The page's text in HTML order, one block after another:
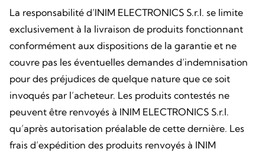
La responsabilité d’INIM ELECTRONICS S.r.l. se limite
exclusivement à la livraison de produits fonctionnant
conformément aux dispositions de la garantie et ne
couvre pas les éventuelles demandes d’indemnisation
pour des préjudices de quelque nature que ce soit
invoqués par l’acheteur. Les produits contestés ne
peuvent être renvoyés à INIM ELECTRONICS S.r.l.
qu’après autorisation préalable de cette dernière. Les
frais d’expédition des produits renvoyés à INIM